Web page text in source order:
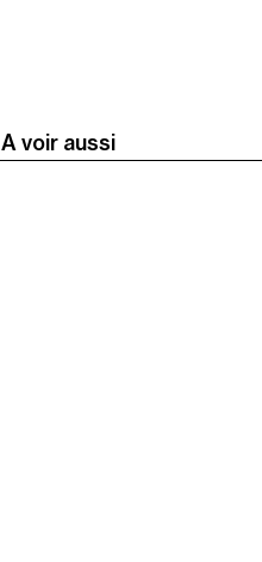
A voir aussi